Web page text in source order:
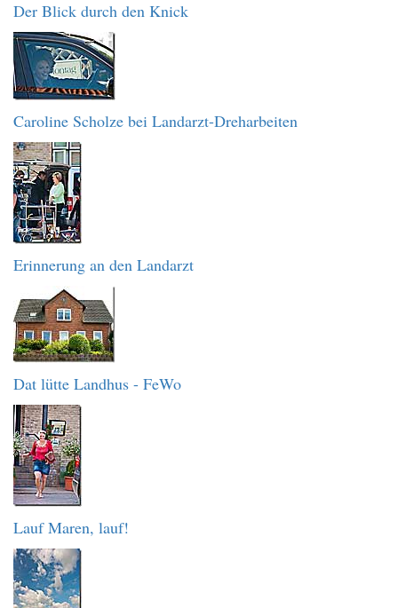
Der Blick durch den Knick
Caroline Scholze bei Landarzt-Dreharbeiten
Erinnerung an den Landarzt
Dat lütte Landhus - FeWo
Lauf Maren, lauf!